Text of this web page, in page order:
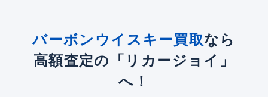
バーボンウイスキー買取なら
高額査定の「リカージョイ」
へ！